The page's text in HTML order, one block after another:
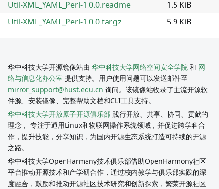
Util-XML_YAML_Perl-1.0.0.readme
1.5 KiB
Util-XML_YAML_Perl-1.0.0.tar.gz
5.9 KiB
华中科技大学开源镜像站由 华中科技大学网络空间安全学院 和 网
络与信息化办公室 提供支持。用户使用问题可以发送邮件至
mirror_support@hust.edu.cn 询问。该镜像站收录了主流开源软
件源、安装镜像、完整帮助文档和CLI工具支持。
华中科技大学开放原子开源俱乐部 践行开放、共享、协同、贡献的
理念， 专注于通用Linux和物联网操作系统领域，并促进跨学科合
作，提升技能，分享知识，为国内开源生态系统打造可持续的开源
之路。
华中科技大学OpenHarmany技术俱乐部借助OpenHarmony社区
平台推动开源技术和产学研合作，通过校内教学与俱乐部实践的深
度融合，鼓励和推动开源社区技术研究和创新探索，繁荣开源社区